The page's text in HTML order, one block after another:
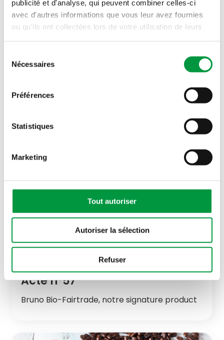
publicité et d'analyse, qui peuvent combiner celles-ci
avec d'autres informations que vous leur avez fournies
ou qu'ils ont collectées lors de votre utilisation de leurs
Nécessaires
Préférences
Statistiques
Marketing
Tout autoriser
Autoriser la sélection
Refuser
Acte n°41
La démarche durable de la torréfaction Bruno
Acte n°57
Bruno Bio-Fairtrade, notre signature product